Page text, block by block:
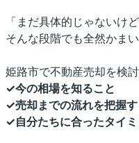
「まだ具体的じゃないけど
そんな段階でも全然かまい
姫路市で不動産売却を検
✓今の相場を知ること
✓売却までの流れを把握
✓自分たちに合ったタイ